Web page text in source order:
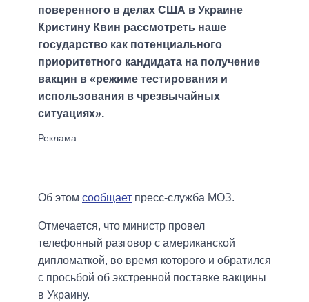
поверенного в делах США в Украине
Кристину Квин рассмотреть наше
государство как потенциального
приоритетного кандидата на получение
вакцин в «режиме тестирования и
использования в чрезвычайных
ситуациях».
Об этом сообщает пресс-служба МОЗ.
Отмечается, что министр провел
телефонный разговор с американской
дипломаткой, во время которого и обратился
с просьбой об экстренной поставке вакцины
в Украину.